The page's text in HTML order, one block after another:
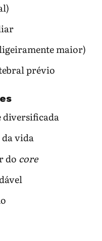
maior)
prévio
diversificada
vida
do core